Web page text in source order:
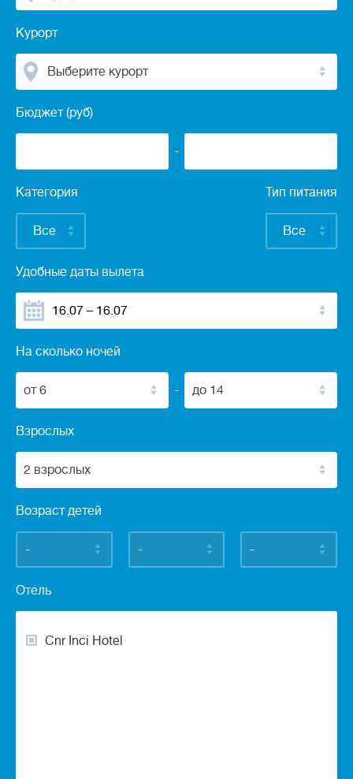
Курорт
Выберите курорт
Бюджет (руб)
-
Категория
Все
Тип питания
Все
Удобные даты вылета
На сколько ночей
от 6 - до 14
Взрослых
2 взрослых
Возраст детей
- - -
Отель
Cnr Inci Hotel